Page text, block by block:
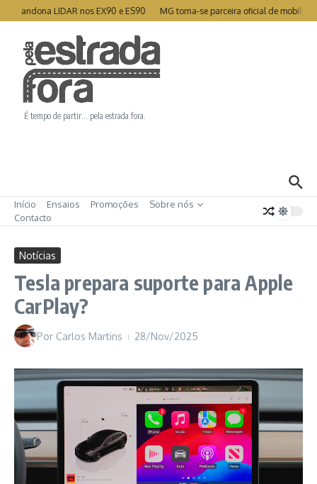
Ir para o conteúdo
abandona LIDAR nos EX90 e ES90 MG torna-se parceira oficial de
É tempo de partir… pela estrada fora.
Início Ensaios Promoções
Sobre nós
Contacto
Notícias
Tesla prepara suporte para Apple
CarPlay?
Por Carlos Martins 28/Nov/2025